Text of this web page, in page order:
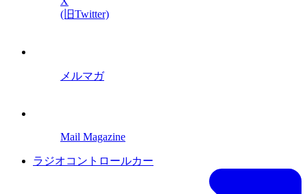
(旧Twitter)
メルマガ
Mail Magazine
ラジオコントロールカー